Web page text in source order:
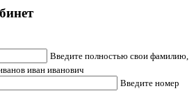
Введите полностью свои фамилию,
иван иванович
Введите номер